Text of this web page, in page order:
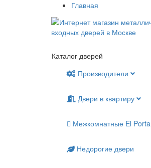
Главная
Каталог дверей
Производители
Двери в квартиру
Межкомнатные El Porta
Недорогие двери